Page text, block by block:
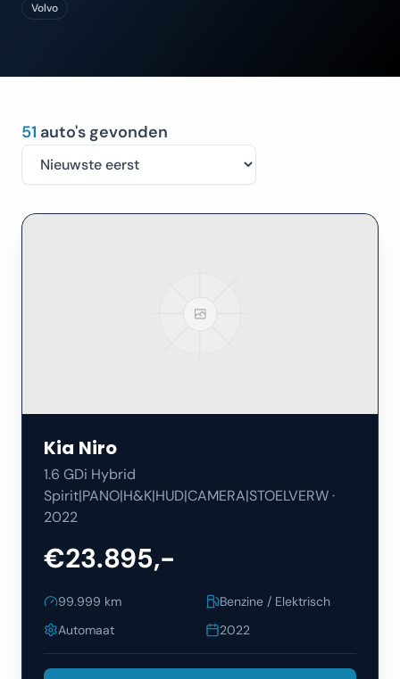
Volvo
51 auto's gevonden
Kia Niro
1.6 GDi Hybrid
Spirit|PANO|H&K|HUD|CAMERA|STOELVERW·
2022
€23.895,-
99.999 km
Benzine / Elektrisch
Automaat
2022